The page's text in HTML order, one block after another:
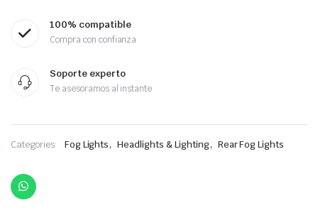
100% compatible
Compra con confianza
Soporte experto
Te asesoramos al instante
Categories: Fog Lights, Headlights & Lighting, Rear Fog Lights